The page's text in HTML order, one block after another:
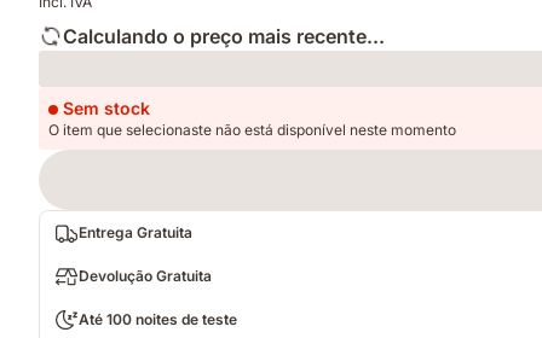
Calculando o preço mais recente...
Loading
Sem stock
O item que selecionaste não está disponível neste momento
Entrega Gratuita
Devolução Gratuita
Até 100 noites de teste